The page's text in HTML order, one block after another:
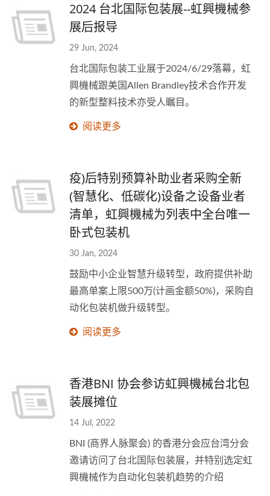
2024 台北国际包装展--虹興機械参
展后报导
29 Jun, 2024
台北国际包装工业展于2024/6/29落幕，虹
興機械跟美国Allen Brandley技术合作开发
的新型整料技术亦受人瞩目。
阅读更多
疫)后特别预算补助业者采购全新
(智慧化、低碳化)设备之设备业者
清单，虹興機械为列表中全台唯一
卧式包装机
30 Jan, 2024
鼓励中小企业智慧升级转型，政府提供补助
最高单案上限500万(计画金额50%)，采购自
动化包装机做升级转型。
阅读更多
香港BNI 协会参访虹興機械台北包
装展摊位
14 Jul, 2022
BNI (商界人脉聚会) 的香港分会应台湾分会
邀请访问了台北国际包装展，并特别选定虹
興機械作为自动化包装机趋势的介绍